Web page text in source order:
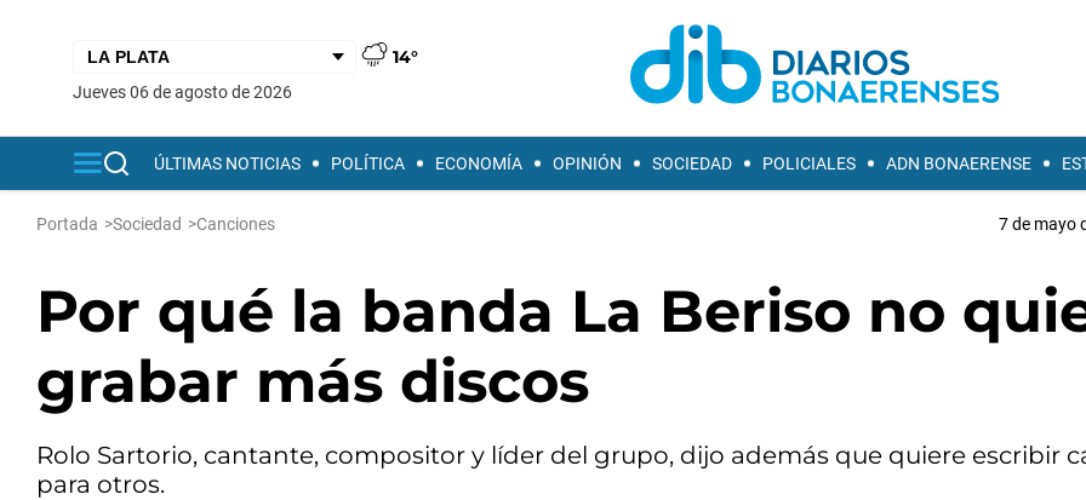
14°
jueves 06 de agosto de 2026
ÚLTIMAS NOTICIAS POLÍTICA ECONOMÍA OPINIÓN SOCIEDAD POLICIALES ADN BONAERENSE
Portada >Sociedad >Canciones 7 de mayo
Por qué la banda La Beriso no
grabar más discos
Rolo Sartorio, cantante, compositor y líder del grupo, dijo además que quiere escribir
para otros.